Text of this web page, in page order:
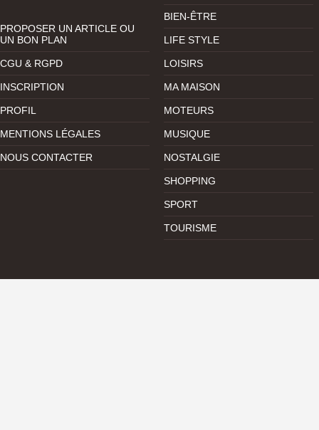
PROPOSER UN ARTICLE OU
UN BON PLAN
CGU & RGPD
INSCRIPTION
PROFIL
MENTIONS LÉGALES
NOUS CONTACTER
BIEN-ÊTRE
LIFE STYLE
LOISIRS
MA MAISON
MOTEURS
MUSIQUE
NOSTALGIE
SHOPPING
SPORT
TOURISME